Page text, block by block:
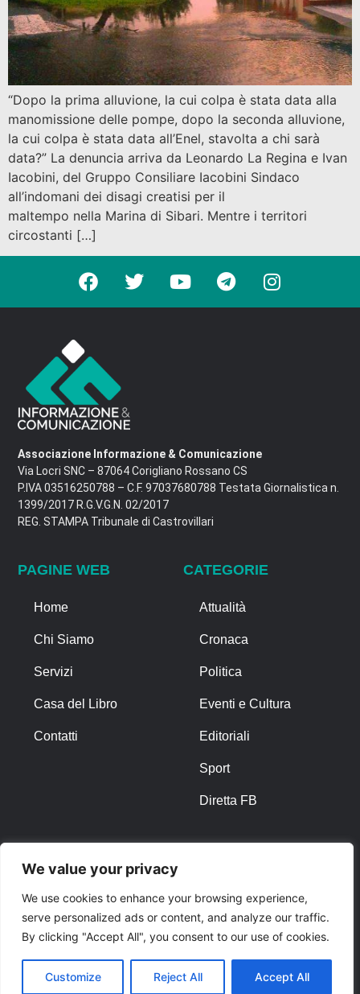
We value your privacy
We use cookies to enhance your browsing experience,
serve personalized ads or content, and analyze our traffic.
By clicking "Accept All", you consent to our use of cookies.
Customize Reject All Accept All
“Dopo la prima alluvione, la cui colpa è stata data alla
manomissione delle pompe, dopo la seconda alluvione,
la cui colpa è stata data all’Enel, stavolta a chi sarà
data?” La denuncia arriva da Leonardo La Regina e Ivan
Iacobini, del Gruppo Consiliare Iacobini Sindaco
all’indomani dei disagi creatisi per il
maltempo nella Marina di Sibari. Mentre i territori
circostanti […]
Associazione Informazione & Comunicazione
Via Locri SNC – 87064 Corigliano Rossano CS
P.IVA 03516250788 – C.F. 97037680788 Testata Giornalistica n.
1399/2017 R.G.V.G.N. 02/2017
REG. STAMPA Tribunale di Castrovillari
PAGINE WEB
Home
Chi Siamo
Servizi
Casa del Libro
Contatti
CATEGORIE
Attualità
Cronaca
Politica
Eventi e Cultura
Editoriali
Sport
Diretta FB
Privacy Policy